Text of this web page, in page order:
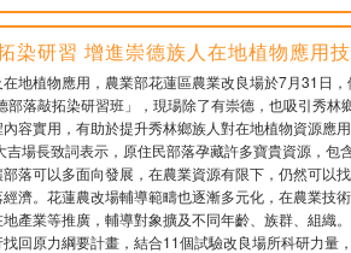
染研習 增進崇德族人在地植物應用
地植物應用，農業部花蓮區農業改良場於7月31日
部落敲拓染研習班」，現瑒除了有崇德，也吸引秀
容實用，有助於提升秀林鄉族人對在地植物資源應
吉場長致詞表示，原住民部落孕藏許多寶貴資源，包
落可以多面向發展，在農業資源有限下，仍然可以
濟。花蓮農改場輔導範疇也逐漸多元化，在農業技
產業等推廣，輔導對象擴及不同年齡、族群、組織
回原力綱要計畫，結合11個試驗改良場所科研力量